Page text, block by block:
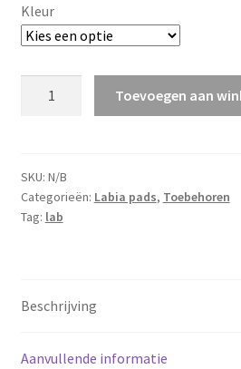
Kleur
10
stuks
-
menstruatie
Toevoegen aan
SKU: N/B
Categorieën: Labia pads, Toebehoren
Tag: lab
Beschrijving
Aanvullende informatie